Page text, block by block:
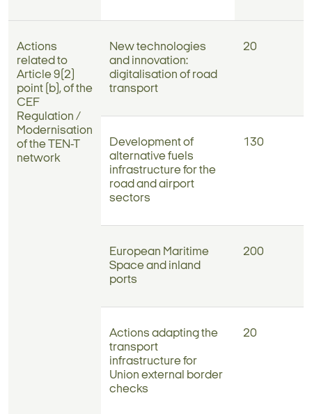
Actions
related to
Article 9(2)
point (b), of the
CEF
Regulation /
Modernisation
of the TEN-T
network
New technologies
and innovation:
digitalisation of road
transport
20
Development of
alternative fuels
infrastructure for the
road and airport
sectors
130
European Maritime
Space and inland
ports
200
Actions adapting the
transport
infrastructure for
Union external border
checks
20